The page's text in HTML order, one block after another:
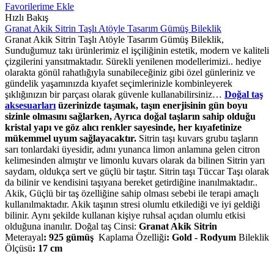
Favorilerime Ekle
Hızlı Bakış
Granat Akik Sitrin Taşlı Atöyle Tasarım Gümüş Bileklik
Granat Akik Sitrin Taşlı Atöyle Tasarım Gümüş Bileklik,
Sunduğumuz takı ürünlerimiz el işçiliğinin estetik, modern ve kaliteli
çizgilerini yansıtmaktadır. Sürekli yenilenen modellerimizi.. hediye
olarakta gönül rahatlığıyla sunabileceğiniz gibi özel günleriniz ve
gündelik yaşamınızda kıyafet seçimlerinizle kombinleyerek
şıklığınızın bir parçası olarak güvenle kullanabilirsiniz… Doğal taş
aksesuarları üzerinizde taşımak, taşın enerjisinin gün boyu
sizinle olmasını sağlarken, Ayrıca doğal taşların sahip olduğu
kristal yapı ve göz alıcı renkler sayesinde, her kıyafetinize
mükemmel uyum sağlayacaktır. Sitrin taşı kuvars grubu taşların
sarı tonlardaki üyesidir, adını yunanca limon anlamına gelen citron
kelimesinden almıştır ve limonlu kuvars olarak da bilinen Sitrin yarı
saydam, oldukça sert ve güçlü bir taştır. Sitrin taşı Tüccar Taşı olarak
da bilinir ve kendisini taşıyana bereket getirdiğine inanılmaktadır..
Akik, Güçlü bir taş özelliğine sahip olması sebebi ile terapi amaçlı
kullanılmaktadır. Akik taşının stresi olumlu etkilediği ve iyi geldiği
bilinir. Aynı şekilde kullanan kişiye ruhsal açıdan olumlu etkisi
olduğuna inanılır. Doğal taş Cinsi: Granat Akik Sitrin
Meterayal: 925 gümüş Kaplama Özelliği: Gold - Rodyum Bileklik
Ölçüsü: 17 cm